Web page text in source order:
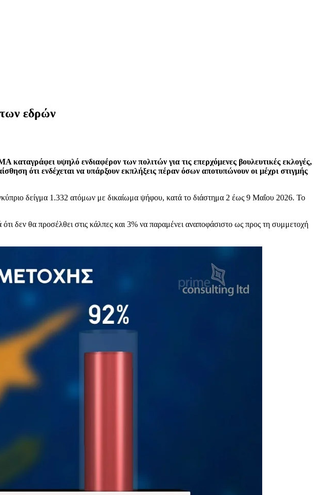
εδρών
υψηλό ενδιαφέρον των πολιτών για τις επερχόμενες βουλευτικές εκλογές,
ότι ενδέχεται να υπάρξουν εκπλήξεις πέραν όσων αποτυπώνουν οι μέχρι στιγμής
δείγμα 1.332 ατόμων με δικαίωμα ψήφου, κατά το διάστημα 2 έως 9 Μαΐου 2026. Το
δεν θα προσέλθει στις κάλπες και 3% να παραμένει αναποφάσιστο ως προς τη συμμετοχή